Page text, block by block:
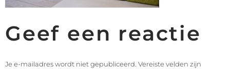
Geef een reactie
Je e-mailadres wordt niet gepubliceerd. Vereiste velden zijn